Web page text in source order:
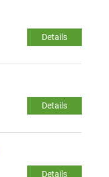
Details
Details
Details